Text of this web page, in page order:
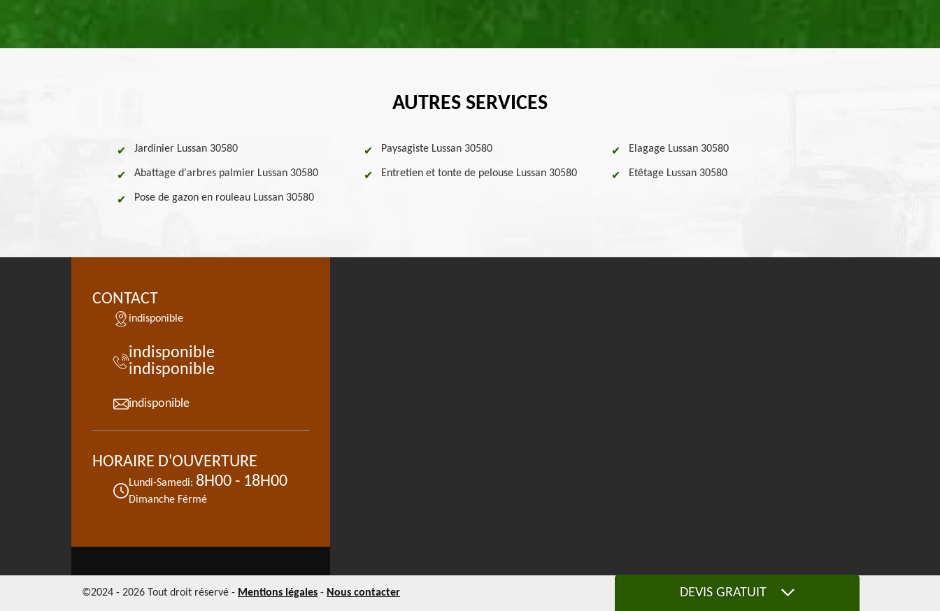
DEVIS GRATUIT
AUTRES SERVICES
Jardinier Lussan 30580 Paysagiste Lussan 30580 Elagage Lussan 30580
Abattage d'arbres palmier Lussan 30580 Entretien et tonte de pelouse Lussan 30580 Etêtage Lussan 30580
Pose de gazon en rouleau Lussan 30580
CONTACT
indisponible
indisponible
indisponible
indisponible
HORAIRE D'OUVERTURE
Lundi-Samedi: 8H00 - 18H00
Dimanche Férmé
©2024 - 2026 Tout droit réservé - Mentions légales - Nous contacter